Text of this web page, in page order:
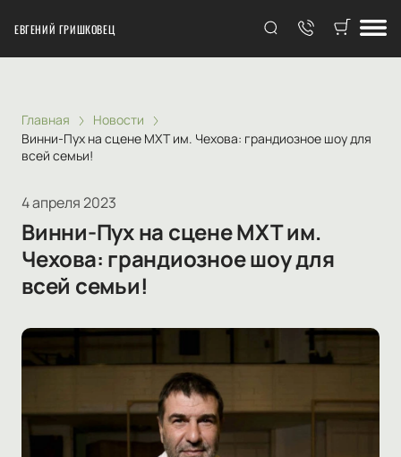
ЕВГЕНИЙ ГРИШКОВЕЦ
Главная
Новости
Винни-Пух на сцене МХТ им. Чехова: грандиозное шоу для
всей семьи!
4 апреля 2023
Винни-Пух на сцене МХТ им.
Чехова: грандиозное шоу для
всей семьи!